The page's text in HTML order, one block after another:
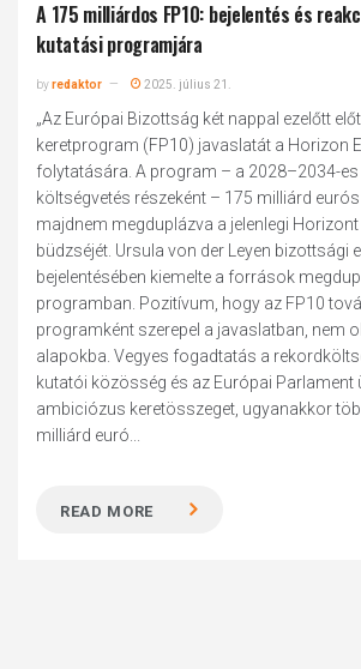
A 175 milliárdos FP10: bejelentés és
kutatási programjára
byredaktor 2025. július 21.
„Az Európai Bizottság két nappal ezelőtt
keretprogram (FP10) javaslatát a Horizon
folytatására. A program – a 2028–2034-
költségvetés részeként – 175 milliárd eurós
majdnem megduplázva a jelenlegi
büdzséjét. Ursula von der Leyen bizottsági
bejelentésében kiemelte a források
programban. Pozitívum, hogy az FP10
programként szerepel a javaslatban, nem
alapokba. Vegyes fogadtatás a
kutatói közösség és az Európai Parlament
ambiciózus keretösszeget, ugyanakkor
milliárd euró...
READ MORE